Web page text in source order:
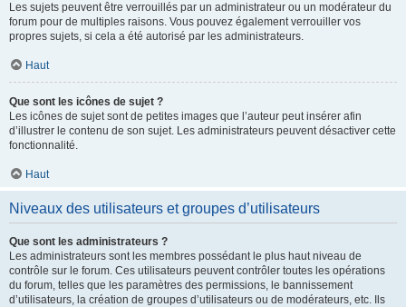
Les sujets peuvent être verrouillés par un administrateur ou un modérateur du
forum pour de multiples raisons. Vous pouvez également verrouiller vos
propres sujets, si cela a été autorisé par les administrateurs.
Haut
Que sont les icônes de sujet ?
Les icônes de sujet sont de petites images que l’auteur peut insérer afin
d’illustrer le contenu de son sujet. Les administrateurs peuvent désactiver cette
fonctionnalité.
Haut
Niveaux des utilisateurs et groupes d’utilisateurs
Que sont les administrateurs ?
Les administrateurs sont les membres possédant le plus haut niveau de
contrôle sur le forum. Ces utilisateurs peuvent contrôler toutes les opérations
du forum, telles que les paramètres des permissions, le bannissement
d’utilisateurs, la création de groupes d’utilisateurs ou de modérateurs, etc. Ils